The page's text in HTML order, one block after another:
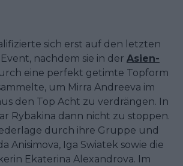
sich erst auf den letzten
nachdem sie in der Asien-
eine perfekt getimte Topform
um Mirra Andreeva im
den Top Acht zu verdrängen. In
Rybakina dann nicht zu stoppen.
durch ihre Gruppe und
Anisimova, Iga Swiatek sowie die
Ekaterina Alexandrova. Im